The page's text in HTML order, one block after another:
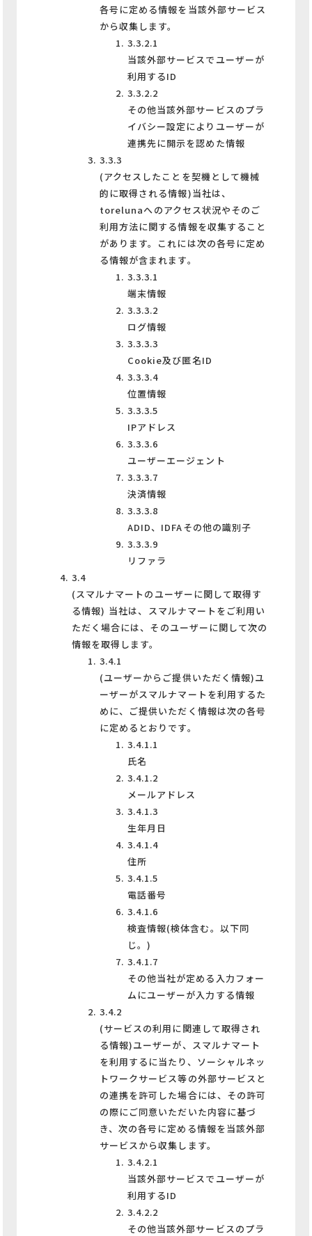
各号に定める情報を当該外部サービス
から収集します。
3.3.2.1
当該外部サービスでユーザーが
利用するID
3.3.2.2
その他当該外部サービスのプラ
イバシー設定によりユーザーが
連携先に開示を認めた情報
3.3.3
(アクセスしたことを契機として機械
的に取得される情報)当社は、
torelunaへのアクセス状況やそのご
利用方法に関する情報を収集すること
があります。これには次の各号に定め
る情報が含まれます。
3.3.3.1
端末情報
3.3.3.2
ログ情報
3.3.3.3
Cookie及び匿名ID
3.3.3.4
位置情報
3.3.3.5
IPアドレス
3.3.3.6
ユーザーエージェント
3.3.3.7
決済情報
3.3.3.8
ADID、IDFAその他の識別子
3.3.3.9
リファラ
3.4
(スマルナマートのユーザーに関して取得す
る情報) 当社は、スマルナマートをご利用い
ただく場合には、そのユーザーに関して次の
情報を取得します。
3.4.1
(ユーザーからご提供いただく情報)ユ
ーザーがスマルナマートを利用するた
めに、ご提供いただく情報は次の各号
に定めるとおりです。
3.4.1.1
氏名
3.4.1.2
メールアドレス
3.4.1.3
生年月日
3.4.1.4
住所
3.4.1.5
電話番号
3.4.1.6
検査情報(検体含む。以下同
じ。)
3.4.1.7
その他当社が定める入力フォー
ムにユーザーが入力する情報
3.4.2
(サービスの利用に関連して取得され
る情報)ユーザーが、スマルナマート
を利用するに当たり、ソーシャルネッ
トワークサービス等の外部サービスと
の連携を許可した場合には、その許可
の際にご同意いただいた内容に基づ
き、次の各号に定める情報を当該外部
サービスから収集します。
3.4.2.1
当該外部サービスでユーザーが
利用するID
3.4.2.2
その他当該外部サービスのプラ